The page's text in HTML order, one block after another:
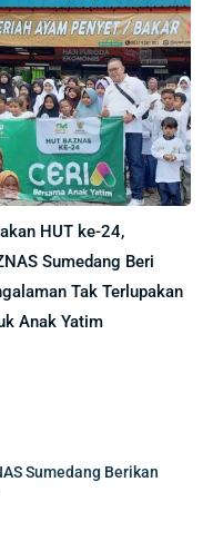
HUT ke-24,
Sumedang Beri
Tak Terlupakan
Anak Yatim
Sumedang Berikan